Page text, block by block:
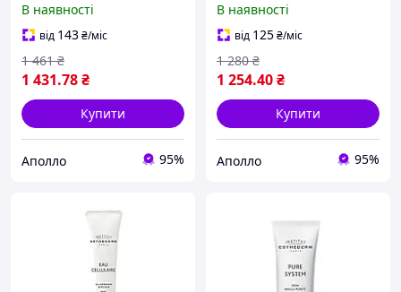
(Інститут Естедерм)
Osmoclean High Tolerance
Makeup Remover Eyes
В наявності
від 143₴/міс
1 431.78₴
1 461 ₴
Купити
Аполло 95%
Cellular Water Mist 100 мл
миттєве зволоження та
тонізація шкіри
В наявності
від 125₴/міс
1 254.40₴
1 280 ₴
Купити
Аполло 95%